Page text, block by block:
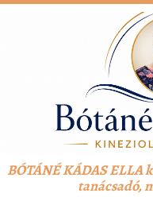
BÓTÁNÉ KÁDAS ELLA
tanácsadó,